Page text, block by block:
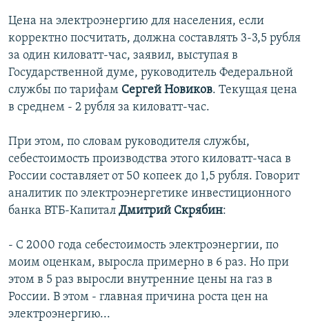
Цена на электроэнергию для населения, если
корректно посчитать, должна составлять 3-3,5 рубля
за один киловатт-час, заявил, выступая в
Государственной думе, руководитель Федеральной
службы по тарифам Сергей Новиков. Текущая цена
в среднем - 2 рубля за киловатт-час.
При этом, по словам руководителя службы,
себестоимость производства этого киловатт-часа в
России составляет от 50 копеек до 1,5 рубля. Говорит
аналитик по электроэнергетике инвестиционного
банка ВТБ-Капитал Дмитрий Скрябин:
- С 2000 года себестоимость электроэнергии, по
моим оценкам, выросла примерно в 6 раз. Но при
этом в 5 раз выросли внутренние цены на газ в
России. В этом - главная причина роста цен на
электроэнергию...